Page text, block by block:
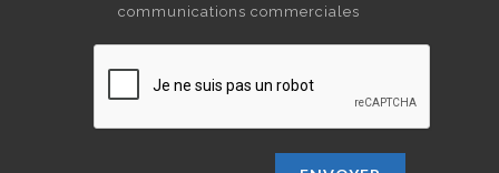
communications commerciales